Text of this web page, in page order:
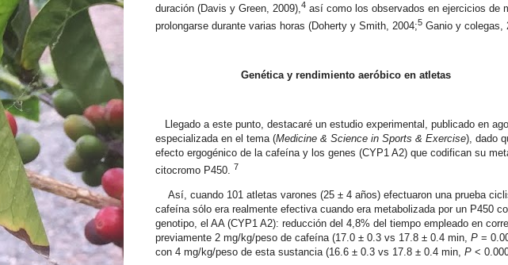
duración (Davis y Green, 2009),4 así como los observados en ejercicios de
prolongarse durante varias horas (Doherty y Smith, 2004;5 Ganio y colegas,
Genética y rendimiento aeróbico en atletas
Llegado a este punto, destacaré un estudio experimental, publicado en
especializada en el tema (Medicine & Science in Sports & Exercise), dado
efecto ergogénico de la cafeína y los genes (CYP1 A2) que codifican su
citocromo P450.
7
Así, cuando 101 atletas varones (25 ± 4 años) efectuaron una prueba
cafeína sólo era realmente efectiva cuando era metabolizada por un P450
genotipo, el AA (CYP1 A2): reducción del 4,8% del tiempo empleado en
previamente 2 mg/kg/peso de cafeína (17.0 ± 0.3 vs 17.8 ± 0.4 min, P =
con 4 mg/kg/peso de esta sustancia (16.6 ± 0.3 vs 17.8 ± 0.4 min, P <